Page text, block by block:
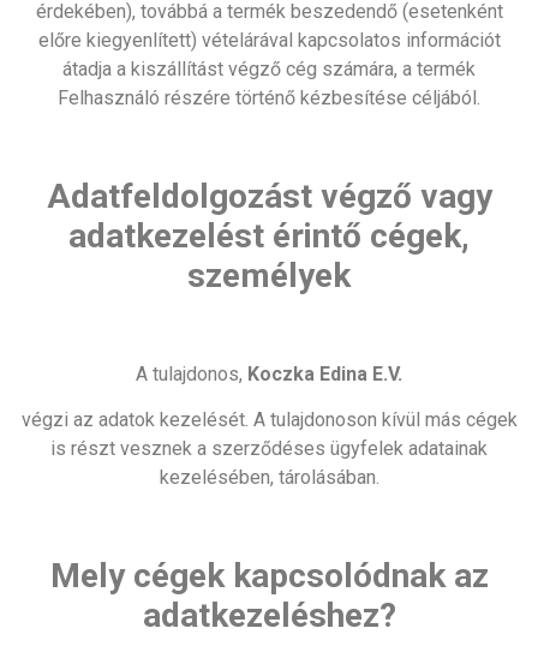
érdekében), továbbá a termék beszedendő (esetenként
előre kiegyenlített) vételárával kapcsolatos információt
átadja a kiszállítást végző cég számára, a termék
Felhasználó részére történő kézbesítése céljából.
Adatfeldolgozást végző vagy
adatkezelést érintő cégek,
személyek
A tulajdonos, Koczka Edina E.V.
végzi az adatok kezelését. A tulajdonoson kívül más cégek
is részt vesznek a szerződéses ügyfelek adatainak
kezelésében, tárolásában.
Mely cégek kapcsolódnak az
adatkezeléshez?